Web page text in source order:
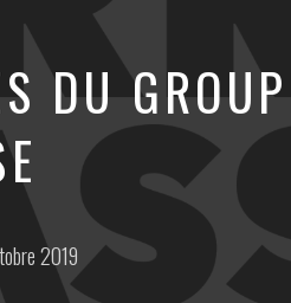
DU
2019